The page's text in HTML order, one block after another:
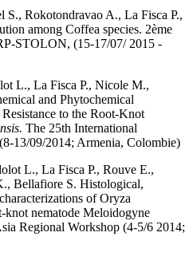
Rokotondravao A., La Fisca P.,
among Coffea species. 2ème
STOLON, (15-17/07/ 2015 -
L., La Fisca P., Nicole M.,
and Phytochemical
to the Root-Knot
The 25th International
13/09/2014; Armenia, Colombie)
L., La Fisca P., Rouve E.,
Bellafiore S. Histological,
of Oryza
knot nematode Meloidogyne
Regional Workshop (4-5/6 2014;